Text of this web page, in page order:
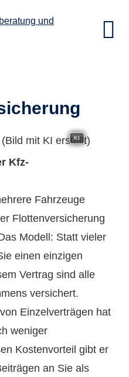
KI
Kfz-
Fahrzeuge
Flottenversicherung
Modell: Statt vieler
einen einzigen
Vertrag sind alle
versichert.
Einzelverträgen hat
weniger
Kostenvorteil gibt er
an Sie als